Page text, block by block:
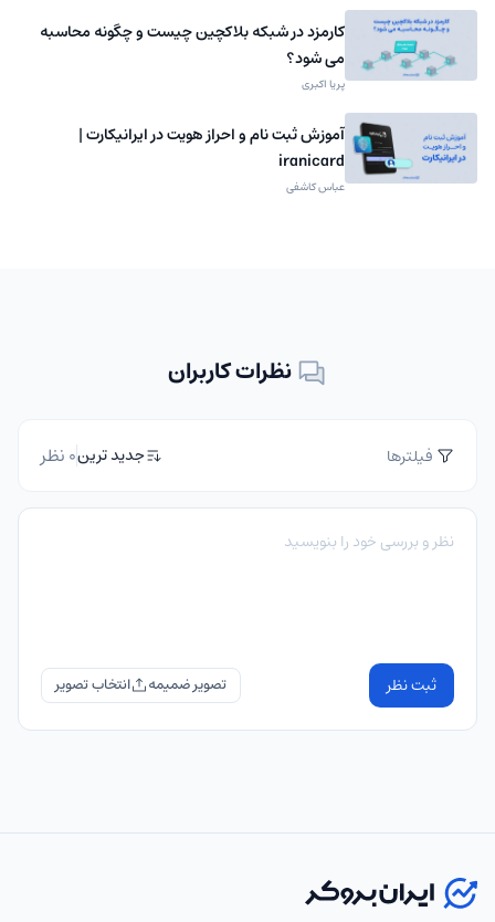
کارمزد در شبکه بلاکچین چیست و چگونه محاسبه
می شود؟
پریا اکبری
آموزش ثبت نام و احراز هویت در ایرانیکارت |
iranicard
عباس کاشفی
نظرات کاربران
فیلترها جدید ترین0 نظر
ثبت نظر تصویر ضمیمه